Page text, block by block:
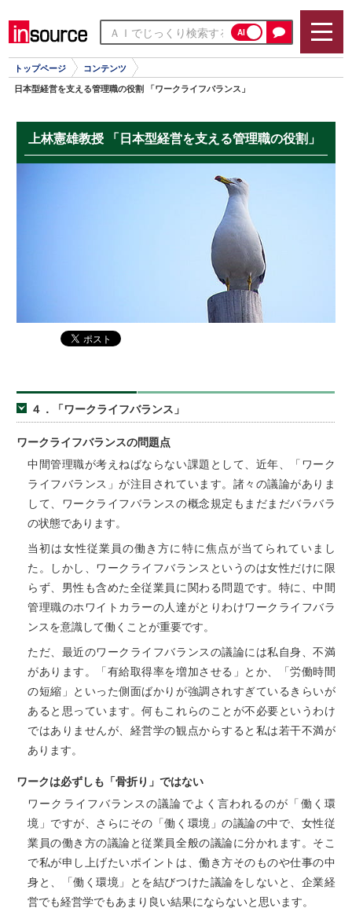
AI
トップページ コンテンツ
日本型経営を支える管理職の役割 「ワークライフバランス」
上林憲雄教授 「日本型経営を支える管理職の役割」
４．「ワークライフバランス」
ワークライフバランスの問題点
中間管理職が考えねばならない課題として、近年、「ワーク
ライフバランス」が注目されています。諸々の議論がありま
して、ワークライフバランスの概念規定もまだまだバラバラ
の状態であります。
当初は女性従業員の働き方に特に焦点が当てられていまし
た。しかし、ワークライフバランスというのは女性だけに限
らず、男性も含めた全従業員に関わる問題です。特に、中間
管理職のホワイトカラーの人達がとりわけワークライフバラ
ンスを意識して働くことが重要です。
ただ、最近のワークライフバランスの議論には私自身、不満
があります。「有給取得率を増加させる」とか、「労働時間
の短縮」といった側面ばかりが強調されすぎているきらいが
あると思っています。何もこれらのことが不必要というわけ
ではありませんが、経営学の観点からすると私は若干不満が
あります。
ワークは必ずしも「骨折り」ではない
ワークライフバランスの議論でよく言われるのが「働く環
境」ですが、さらにその「働く環境」の議論の中で、女性従
業員の働き方の議論と従業員全般の議論に分かれます。そこ
で私が申し上げたいポイントは、働き方そのものや仕事の中
身と、「働く環境」とを結びつけた議論をしないと、企業経
営でも経営学でもあまり良い結果にならないと思います。